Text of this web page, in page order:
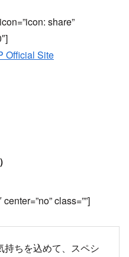
share”
Official Site
class=””]
ちを込めて、スペシ